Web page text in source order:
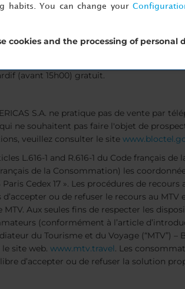
amis,
les occasions spéciales
week-end, réservez directement sur
(avant 15h00) gratuit.
S.A. ne pratique pas de vente par
ne souhaitent pas faire l'objet de
veuillez consulter le site
L.616-1 and R.616-1 du Code français
de la Consommation) les
Paris Cedex 17 ». Les procédures de
ou de refuser le recours au MTV
Aux seules fins de respecter les
(conformément à l’article
du Tourisme et du Voyage (“MTV”) –
site web. www.mtv.travel. Les
d’accepter ou de refuser la solution
habits. You can change your
cookies and the processing of personal